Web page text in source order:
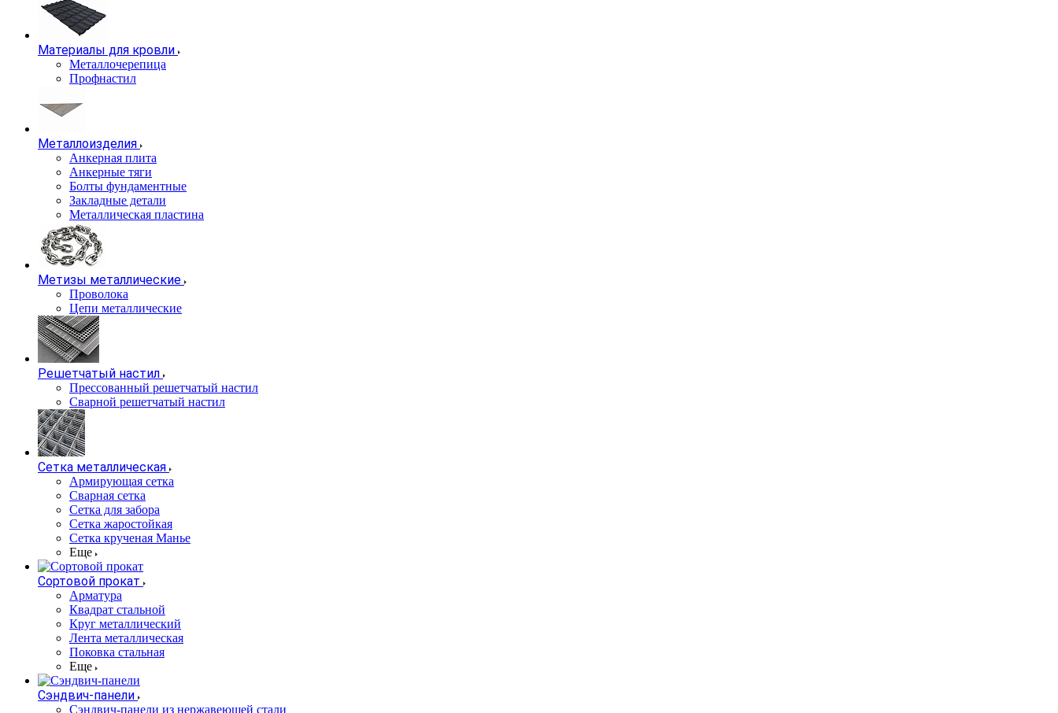
Материалы для кровли
Металлочерепица
Профнастил
Металлоизделия
Анкерная плита
Анкерные тяги
Болты фундаментные
Закладные детали
Металлическая пластина
Метизы металлические
Проволока
Цепи металлические
Решетчатый настил
Прессованный решетчатый настил
Сварной решетчатый настил
Сетка металлическая
Армирующая сетка
Сварная сетка
Сетка для забора
Сетка жаростойкая
Сетка крученая Манье
Еще
Сортовой прокат
Арматура
Квадрат стальной
Круг металлический
Лента металлическая
Поковка стальная
Еще
Сэндвич-панели
Cэндвич-панели из нержавеющей стали